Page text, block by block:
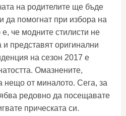
на родителите ще бъде
да помогнат при избора на
че модните стилисти не
и представят оригинални
на сезон 2017 е
Омазнените,
нещо от миналото. Сега, за
редовно да посещавате
прическата си.